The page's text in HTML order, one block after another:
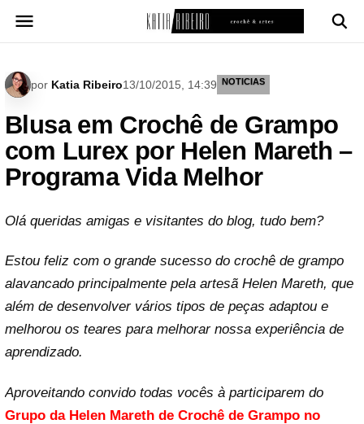
para
por Katia Ribeiro13/10/2015, 14:39 NOTICIAS
Blusa em Crochê de Grampo
com Lurex por Helen Mareth –
Programa Vida Melhor
Olá queridas amigas e visitantes do blog, tudo bem?
Estou feliz com o grande sucesso do crochê de grampo
alavancado principalmente pela artesã Helen Mareth, que
além de desenvolver vários tipos de peças adaptou e
melhorou os teares para melhorar nossa experiência de
aprendizado.
Aproveitando convido todas vocês à participarem do
Grupo da Helen Mareth de Crochê de Grampo no